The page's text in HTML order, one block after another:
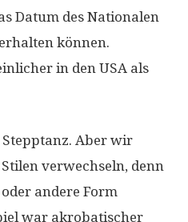
Datum des Nationalen
können.
in den USA als
Aber wir
verwechseln, denn
andere Form
war akrobatischer